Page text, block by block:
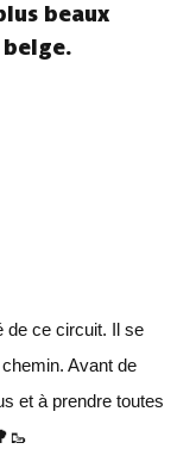
beaux
belge.
de ce circuit. Il se
Avant de
et à prendre toutes